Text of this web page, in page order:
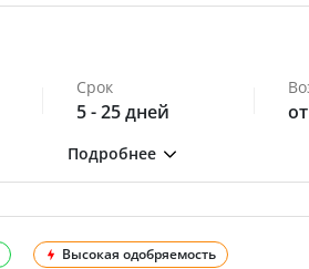
Срок
5 - 25 дней
Высокая одобряемость